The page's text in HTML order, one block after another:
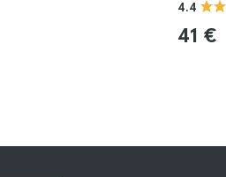
4.4
41 €